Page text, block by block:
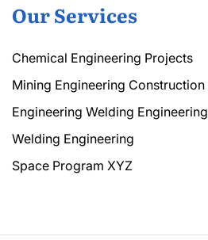
Our Services
Chemical Engineering Projects
Mining Engineering Construction
Engineering Welding Engineering
Welding Engineering
Space Program XYZ